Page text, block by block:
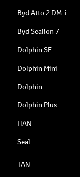
Byd Atto 2 DM-i
Byd Sealion 7
Dolphin SE
Dolphin Mini
Dolphin
Dolphin Plus
HAN
Seal
TAN